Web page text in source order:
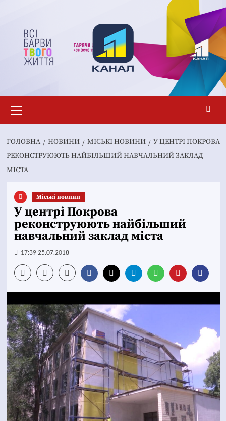
вмісту
меню
ГОЛОВНА НОВИНИ MІСЬКІ НОВИНИ
У ЦЕНТРІ ПОКРОВА
РЕКОНСТРУЮЮТЬ НАЙБІЛЬШИЙ НАВЧАЛЬНИЙ ЗАКЛАД
МІСТА
Mіські новини
У центрі Покрова
реконструюють найбільший
навчальний заклад міста
17:39 25.07.2018